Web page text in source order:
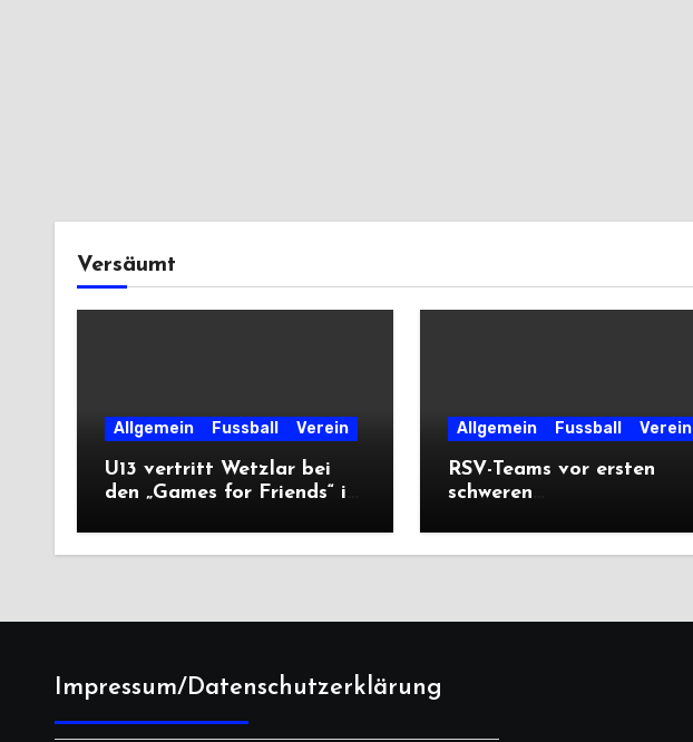
Versäumt
Allgemein Fussball Verein
U13 vertritt Wetzlar bei
den „Games for Friends“ in
Allgemein Fussball Verein
RSV-Teams vor ersten
schweren
Saison
Impressum/Datenschutzerklärung